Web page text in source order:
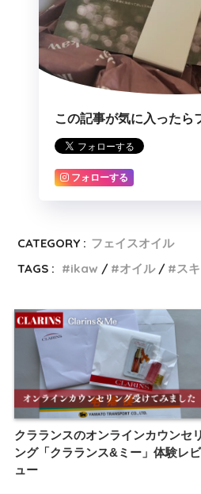
この記事が気に入ったら
フォローする
CATEGORY : フェイスオイル
TAGS :
ikaw オイル ス
クラランスのオンラインカウンセリ
ング「クラランス&ミー」体験レビ
ュー